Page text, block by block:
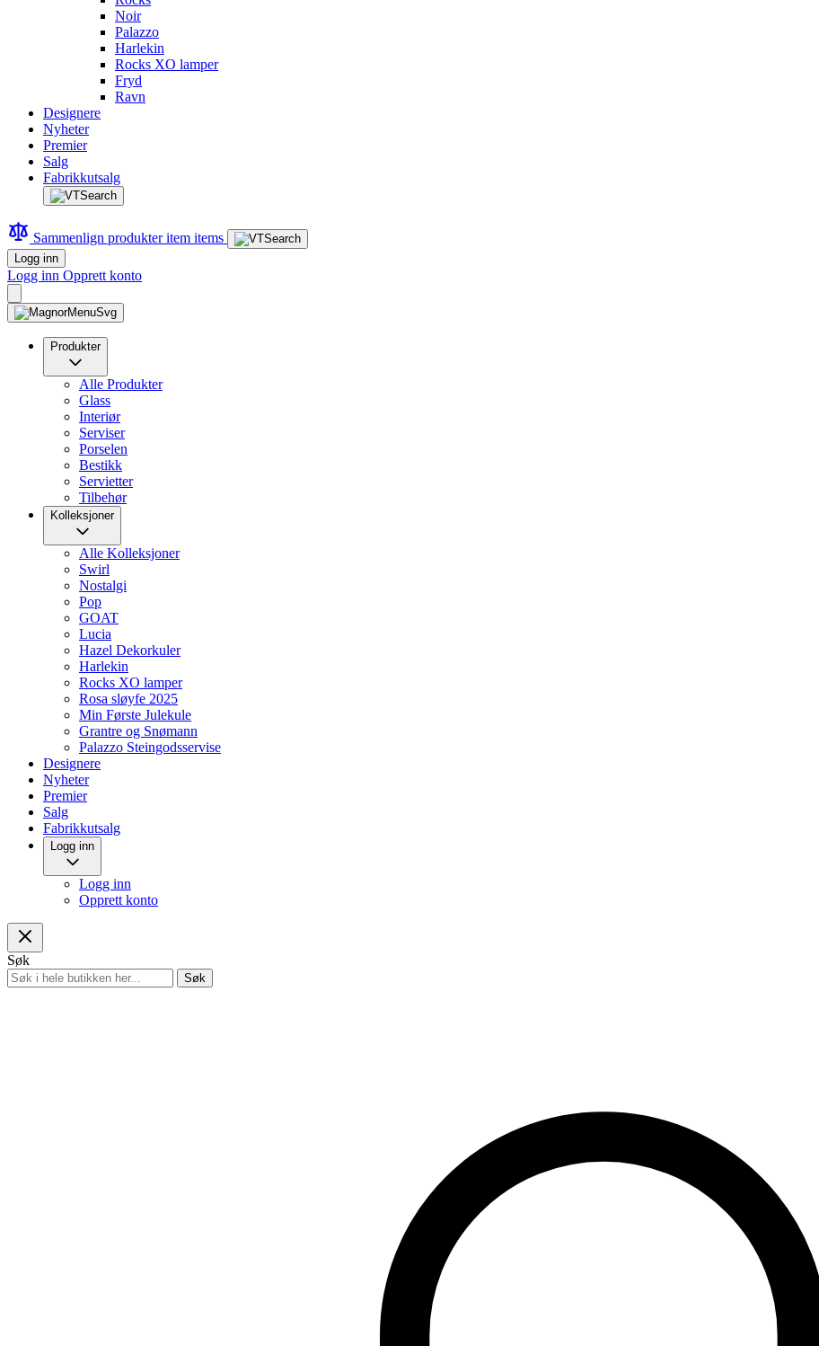
Noir
Palazzo
Harlekin
Rocks XO lamper
Fryd
Ravn
Designere
Nyheter
Premier
Salg
Fabrikkutsalg
Sammenlign produkteritem items
Logg inn
Logg inn Opprett konto
Produkter
Alle Produkter
Glass
Interiør
Serviser
Porselen
Bestikk
Servietter
Tilbehør
Kolleksjoner
Alle Kolleksjoner
Swirl
Nostalgi
Pop
GOAT
Lucia
Hazel Dekorkuler
Harlekin
Rocks XO lamper
Rosa sløyfe 2025
Min Første Julekule
Grantre og Snømann
Palazzo Steingodsservise
Designere
Nyheter
Premier
Salg
Fabrikkutsalg
Logg inn
Logg inn
Opprett konto
Søk
Søk